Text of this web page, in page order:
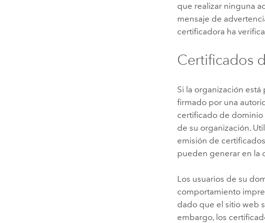
que realizar ninguna
mensaje de
certificadora ha
Certificados
Si la organización
firmado por una
certificado de
de su organización.
emisión de
pueden generar en la
Los usuarios de su
comportamiento
dado que el sitio web
embargo, los